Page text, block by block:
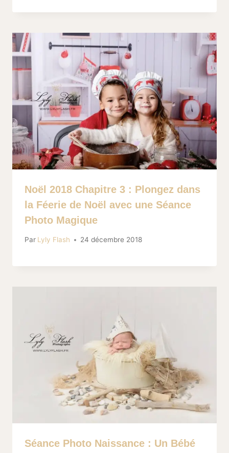
Noël 2018 Chapitre 3 : Plongez dans
la Féerie de Noël avec une Séance
Photo Magique
Par Lyly Flash 24 décembre 2018
Séance Photo Naissance : Un Bébé